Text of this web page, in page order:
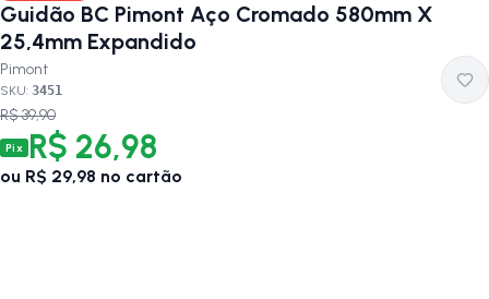
Guidão BC Pimont Aço Cromado 580mm X
25,4mm Expandido
Pimont
SKU: 3451
R$ 39,90
Pix R$ 26,98
ou R$ 29,98 no cartão